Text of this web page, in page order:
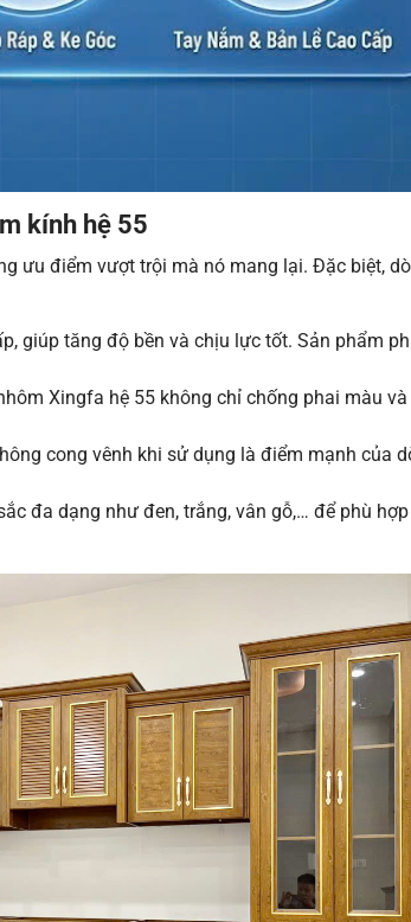
kính hệ 55
ưu điểm vượt trội mà nó mang lại. Đặc biệt,
giúp tăng độ bền và chịu lực tốt. Sản phẩm
Xingfa hệ 55 không chỉ chống phai màu
cong vênh khi sử dụng là điểm mạnh của
đa dạng như đen, trắng, vân gỗ,… để phù